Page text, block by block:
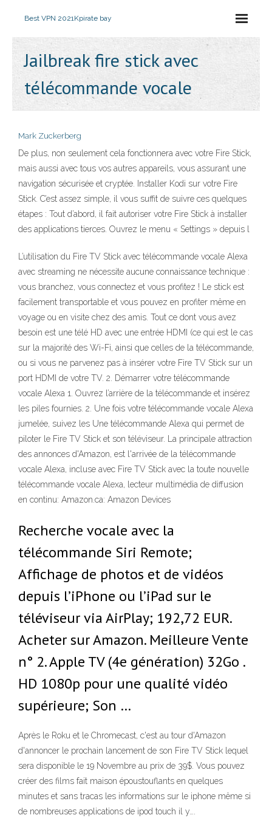
Best VPN 2021Kpirate bay
Jailbreak fire stick avec
télécommande vocale
Mark Zuckerberg
De plus, non seulement cela fonctionnera avec votre Fire Stick,
mais aussi avec tous vos autres appareils, vous assurant une
navigation sécurisée et cryptée. Installer Kodi sur votre Fire
Stick. C’est assez simple, il vous suffit de suivre ces quelques
étapes : Tout d’abord, il fait autoriser votre Fire Stick à installer
des applications tierces. Ouvrez le menu « Settings » depuis l
L’utilisation du Fire TV Stick avec télécommande vocale Alexa
avec streaming ne nécessite aucune connaissance technique :
vous branchez, vous connectez et vous profitez ! Le stick est
facilement transportable et vous pouvez en profiter même en
voyage ou en visite chez des amis. Tout ce dont vous avez
besoin est une télé HD avec une entrée HDMI (ce qui est le cas
sur la majorité des Wi-Fi, ainsi que celles de la télécommande,
ou si vous ne parvenez pas à insérer votre Fire TV Stick sur un
port HDMI de votre TV. 2. Démarrer votre télécommande
vocale Alexa 1. Ouvrez l’arrière de la télécommande et insérez
les piles fournies. 2. Une fois votre télécommande vocale Alexa
jumelée, suivez les Une télécommande Alexa qui permet de
piloter le Fire TV Stick et son téléviseur. La principale attraction
des annonces d'Amazon, est l'arrivée de la télécommande
vocale Alexa, incluse avec Fire TV Stick avec la toute nouvelle
télécommande vocale Alexa, lecteur multimédia de diffusion
en continu: Amazon.ca: Amazon Devices
Recherche vocale avec la
télécommande Siri Remote;
Affichage de photos et de vidéos
depuis l’iPhone ou l’iPad sur le
téléviseur via AirPlay; 192,72 EUR.
Acheter sur Amazon. Meilleure Vente
n° 2. Apple TV (4e génération) 32Go .
HD 1080p pour une qualité vidéo
supérieure; Son …
Après le Roku et le Chromecast, c'est au tour d'Amazon
d'annoncer le prochain lancement de son Fire TV Stick lequel
sera disponible le 19 Novembre au prix de 39$. Vous pouvez
créer des films fait maison époustouflants en quelques
minutes et sans tracas les informations sur le iphone même si
de nombreuses applications de ipod touch il y….